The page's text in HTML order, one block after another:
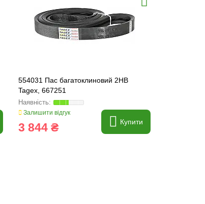
554031 Пас багатоклиновий 2HB
Tagex, 667251
Залишити відгук
3 844 ₴ Купити